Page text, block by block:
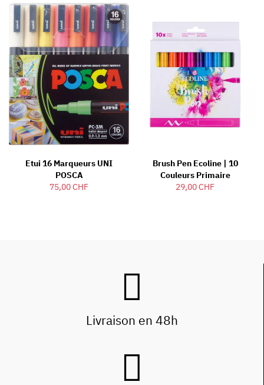
Etui 16 Marqueurs UNI
POSCA
75,00 CHF
Brush Pen Ecoline | 10
Couleurs Primaire
29,00 CHF
Livraison en 48h